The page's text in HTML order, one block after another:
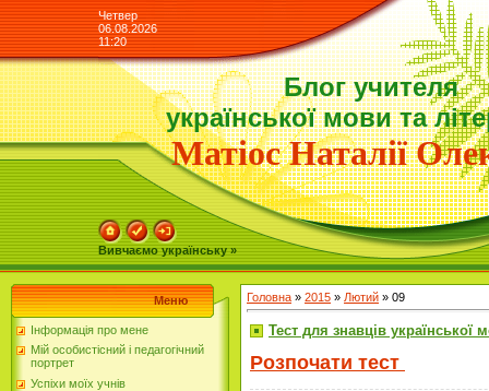
Четвер
06.08.2026
11:20
Блог учителя
української мови та
Матіос Наталії
Вивчаємо українську »
Меню
Інформація про мене
Мій особистісний і педагогічний
портрет
Успіхи моїх учнів
Головна » 2015 » Лютий » 09
Тест для знавців української
Розпочати тест